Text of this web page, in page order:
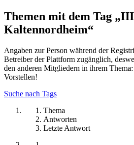
Themen mit dem Tag
Kaltennordheim“
Angaben zur Person während der
Betreiber der Plattform zugänglich,
den anderen Mitgliedern in ihrem Thema:
Vorstellen!
Suche nach Tags
Thema
Antworten
Letzte Antwort